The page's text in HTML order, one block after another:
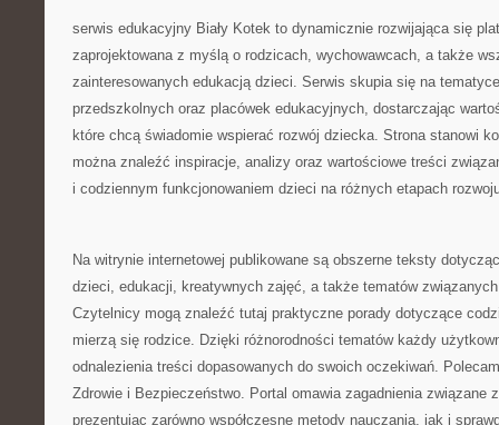
serwis edukacyjny Biały Kotek to dynamicznie rozwijająca się
zaprojektowana z myślą o rodzicach, wychowawcach, a także
zainteresowanych edukacją dzieci. Serwis skupia się na
przedszkolnych oraz placówek edukacyjnych, dostarczając
które chcą świadomie wspierać rozwój dziecka. Strona stanowi
można znaleźć inspiracje, analizy oraz wartościowe treści
i codziennym funkcjonowaniem dzieci na różnych etapach
Na witrynie internetowej publikowane są obszerne teksty
dzieci, edukacji, kreatywnych zajęć, a także tematów
Czytelnicy mogą znaleźć tutaj praktyczne porady dotyczące
mierzą się rodzice. Dzięki różnorodności tematów każdy
odnalezienia treści dopasowanych do swoich oczekiwań.
Zdrowie i Bezpieczeństwo. Portal omawia zagadnienia związane
prezentując zarówno współczesne metody nauczania, jak i